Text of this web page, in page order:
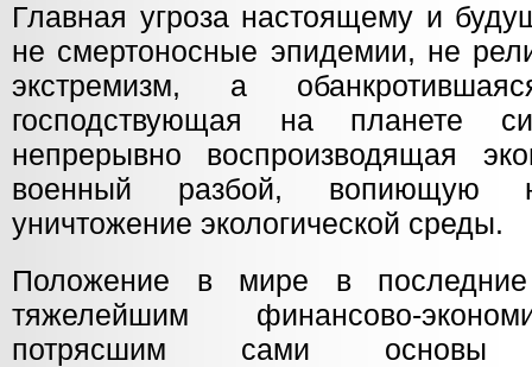
Главная угроза настоящему и
не смертоносные эпидемии, не
экстремизм, а
господствующая на планете
непрерывно воспроизводящая
военный разбой, вопиющую
уничтожение экологической среды.
Положение в мире в последние
тяжелейшим финансово-
потрясшим сами основы